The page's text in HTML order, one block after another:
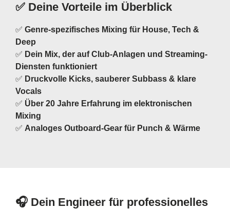
✅ Deine Vorteile im Überblick
✅ Genre-spezifisches Mixing für House, Tech &
Deep
✅ Dein Mix, der auf Club-Anlagen und Streaming-
Diensten funktioniert
✅ Druckvolle Kicks, sauberer Subbass & klare
Vocals
✅ Über 20 Jahre Erfahrung im elektronischen
Mixing
✅ Analoges Outboard-Gear für Punch & Wärme
🎧 Dein Engineer für professionelles